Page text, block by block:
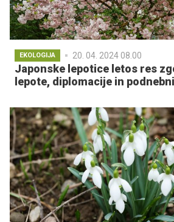
EKOLOGIJA 20. 04. 2024 08.00
Japonske lepotice letos res
lepote, diplomacije in